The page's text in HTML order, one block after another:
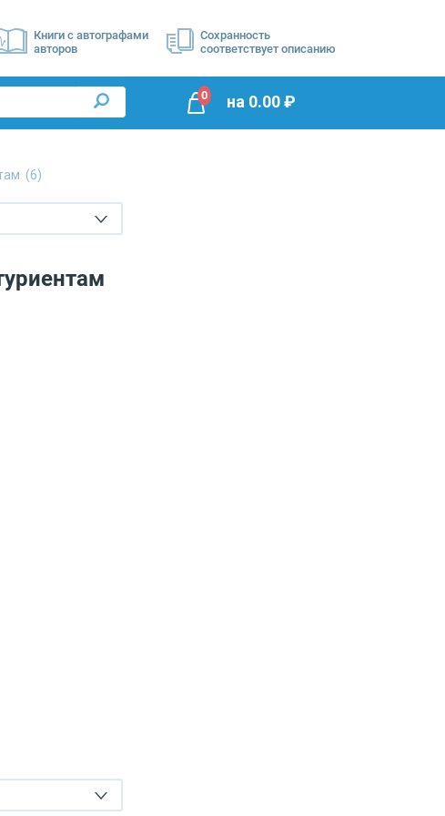
Книги с автографами
авторов
Сохранность
соответствует описанию
0 на 0.00₽
(6)